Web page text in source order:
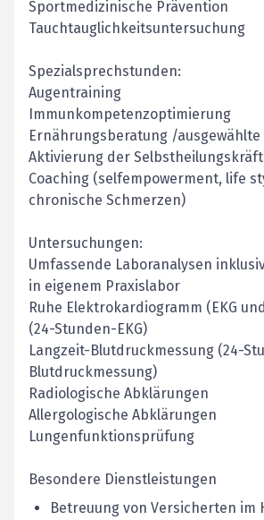
Sportmedizinische Prävention
Tauchtauglichkeitsuntersuchung
Spezialsprechstunden:
Augentraining
Immunkompetenzoptimierung
Ernährungsberatung /ausgewählte
Aktivierung der
Coaching (selfempowerment, life
chronische Schmerzen)
Untersuchungen:
Umfassende Laboranalysen
in eigenem Praxislabor
Ruhe Elektrokardiogramm (EKG
(24-Stunden-EKG)
Langzeit-Blutdruckmessung (24-
Blutdruckmessung)
Radiologische Abklärungen
Allergologische Abklärungen
Lungenfunktionsprüfung
Besondere Dienstleistungen
Betreuung von Versicherten im